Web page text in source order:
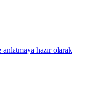
hazır olarak